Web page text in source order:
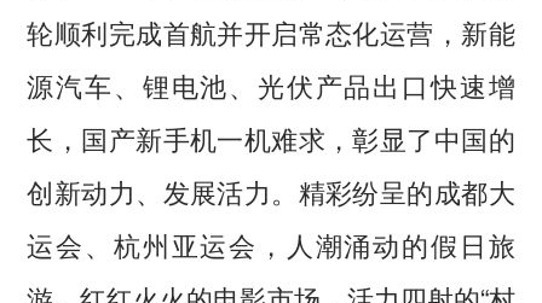
轮顺利完成首航并开启常态化运营，新能
源汽车、锂电池、光伏产品出口快速增
长，国产新手机一机难求，彰显了中国的
创新动力、发展活力。精彩纷呈的成都大
运会、杭州亚运会，人潮涌动的假日旅